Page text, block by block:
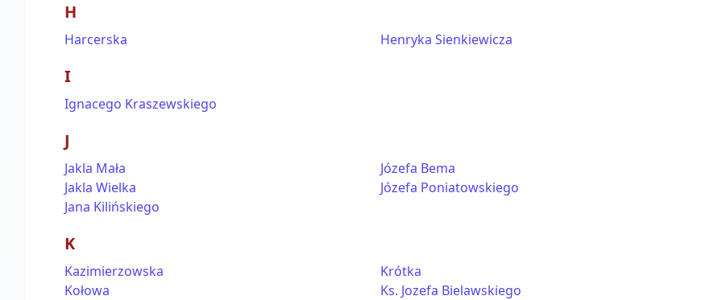
H
Harcerska Henryka Sienkiewicza
I
Ignacego Kraszewskiego
J
Jakla Mała
Jakla Wielka
Jana Kilińskiego
Józefa Bema
Józefa Poniatowskiego
K
Kazimierzowska
Kołowa
Krótka
Ks. Jozefa Bielawskiego